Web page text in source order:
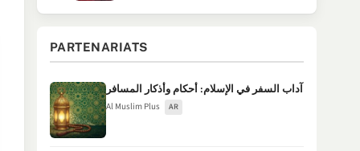
PARTENARIATS
آداب السفر في الإسلام: أحكام وأذكار المسافر
Al Muslim Plus AR